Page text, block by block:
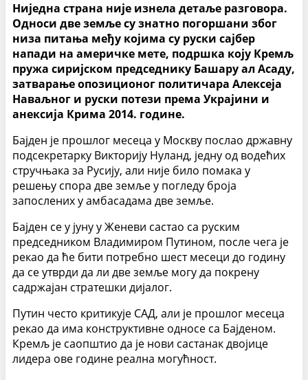
Ниједна страна није изнела детаље разговора.
Односи две земље су знатно погоршани због
низа питања међу којима су руски сајбер
напади на америчке мете, подршка коју Кремљ
пружа сиријском председнику Башару ал Асаду,
затварање опозиционог политичара Алексеја
Наваљног и руски потези према Украјини и
анексија Крима 2014. године.
Бајден је прошлог месеца у Москву послао државну
подсекретарку Викторију Нуланд, једну од водећих
стручњака за Русију, али није било помака у
решењу спора две земље у погледу броја
запослених у амбасадама две земље.
Бајден се у јуну у Женеви састао са руским
председником Владимиром Путином, после чега је
рекао да ће бити потребно шест месеци до годину
да се утврди да ли две земље могу да покрену
садржајан стратешки дијалог.
Путин често критикује САД, али је прошлог месеца
рекао да има конструктивне односе са Бајденом.
Кремљ је саопштио да је нови састанак двојице
лидера ове године реална могућност.